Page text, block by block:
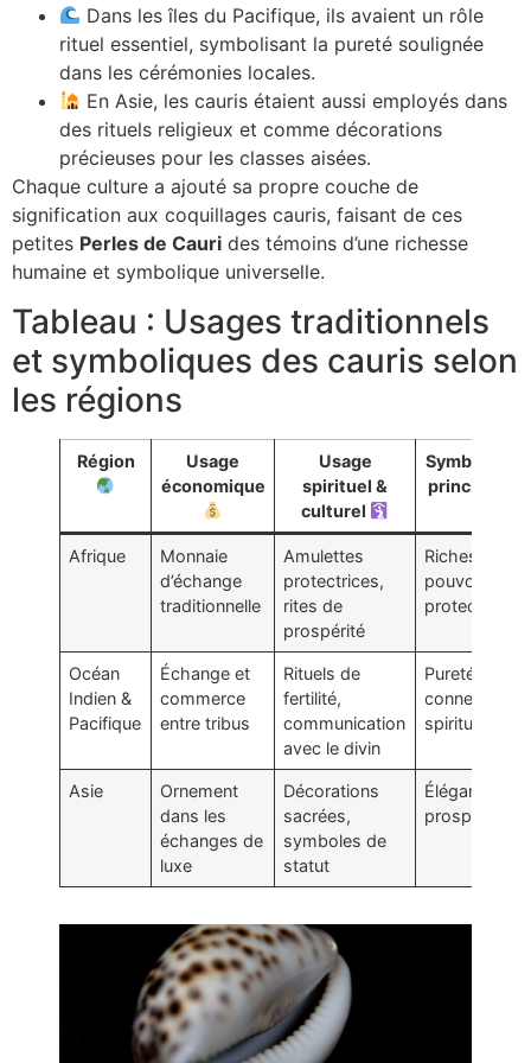
Dans les îles du Pacifique, ils avaient un rôle
rituel essentiel, symbolisant la pureté soulignée
dans les cérémonies locales.
En Asie, les cauris étaient aussi employés dans
des rituels religieux et comme décorations
précieuses pour les classes aisées.
Chaque culture a ajouté sa propre couche de
signification aux coquillages cauris, faisant de ces
petites Perles de Cauri des témoins d’une richesse
humaine et symbolique universelle.
Tableau : Usages traditionnels
et symboliques des cauris selon
les régions
Région
Usage
économique
Usage
spirituel &
culturel
Symbolisme
principal
Afrique
Monnaie
d’échange
traditionnelle
Amulettes
protectrices,
rites de
prospérité
Richesse,
pouvoir,
protection
Océan
Indien &
Pacifique
Échange et
commerce
entre tribus
Rituels de
fertilité,
communication
avec le divin
Pureté,
connexion
spirituelle
Asie
Ornement
dans les
échanges de
luxe
Décorations
sacrées,
symboles de
statut
Élégance,
prospérité